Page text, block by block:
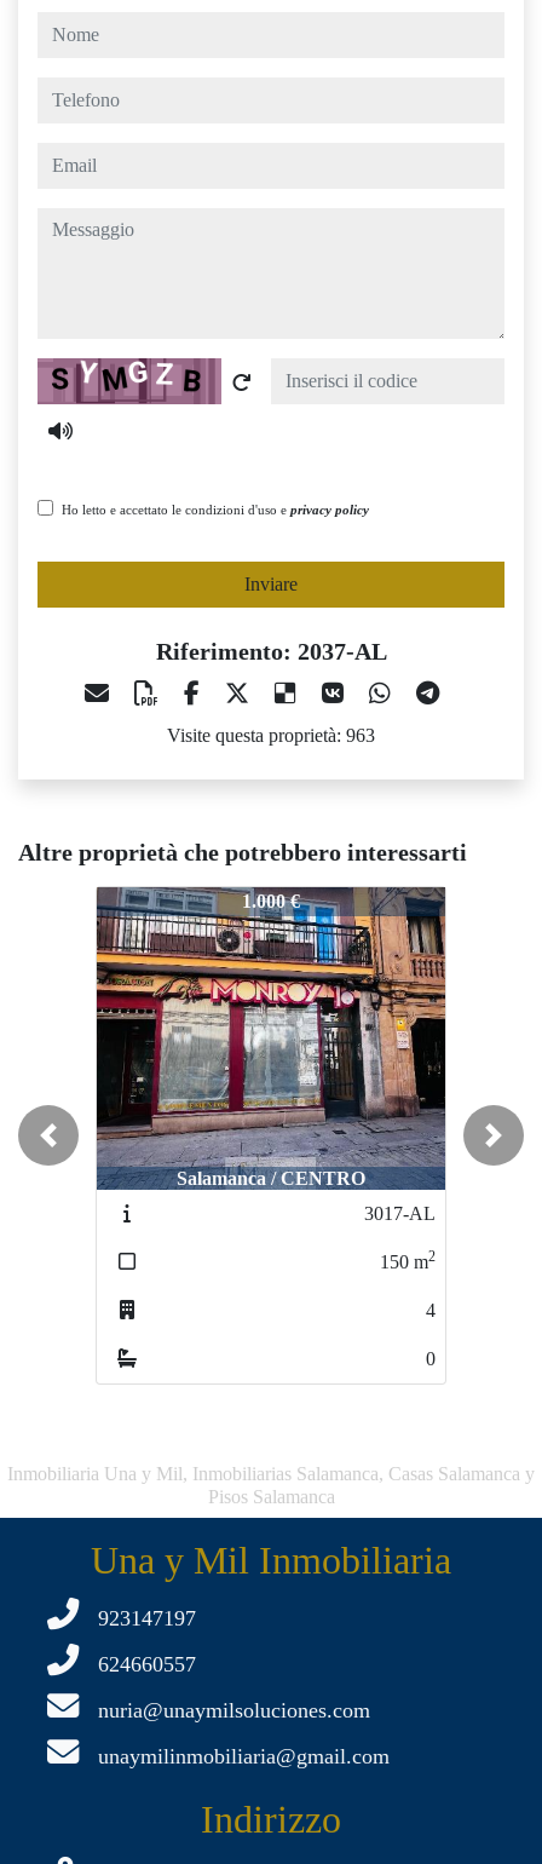
nome
telefono
email
messaggio
Captcha
Ho letto e accettato le condizioni d'uso e privacy policy
Inviare
Riferimento: 2037-AL
Visite questa proprietà: 963
Altre proprietà che potrebbero interessarti
2037-AL
1.000 €
Salamanca / CENTRO
3017-AL
m2
2037-AL 1.200 €
Guijuelo / PUEBLO
Previous Next
Inmobiliaria Una y Mil, Inmobiliarias Salamanca, Casas Salamanca y
Pisos Salamanca
Una y Mil Inmobiliaria
923147197
624660557
nuria@unaymilsoluciones.com
unaymilinmobiliaria@gmail.com
Indirizzo